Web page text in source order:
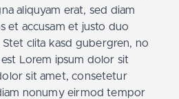
aliquyam erat, sed diam
et accusam et justo duo
clita kasd gubergren, no
Lorem ipsum dolor sit
sit amet, consetetur
nonumy eirmod tempor